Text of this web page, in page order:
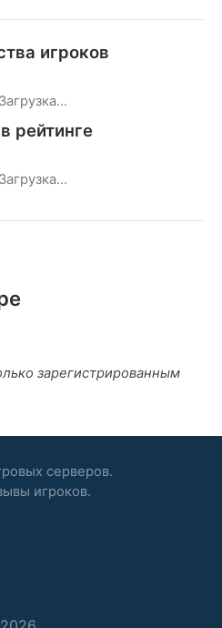
игроков
Загрузка...
рейтинге
Загрузка...
зарегистрированным
серверов.
игроков.